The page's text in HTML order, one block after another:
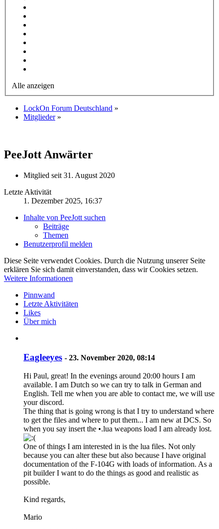
Alle anzeigen
LockOn Forum Deutschland »
Mitglieder »
PeeJott Anwärter
Mitglied seit 31. August 2020
Letzte Aktivität
1. Dezember 2025, 16:37
Inhalte von PeeJott suchen
Beiträge
Themen
Benutzerprofil melden
Diese Seite verwendet Cookies. Durch die Nutzung unserer Seite
erklären Sie sich damit einverstanden, dass wir Cookies setzen.
Weitere Informationen
Pinnwand
Letzte Aktivitäten
Likes
Über mich
Eagleeyes - 23. November 2020, 08:14
Hi Paul, great! In the evenings around 20:00 hours I am
available. I am Dutch so we can try to talk in German and
English. Tell me when you are able to contact me, we will use
your discord.
The thing that is going wrong is that I try to understand where
to get the files and where to put them... I am new at DCS. So
when you say insert the •.lua weapons load I am already lost.
One of things I am interested in is the lua files. Not only
because you can alter these but also because I have original
documentation of the F-104G with loads of information. As a
pit builder I want to do the things as good and realistic as
possible.
Kind regards,
Mario